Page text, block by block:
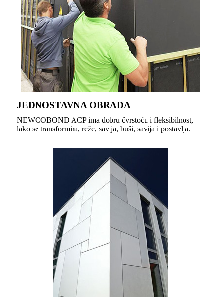
JEDNOSTAVNA OBRADA
NEWCOBOND ACP ima dobru čvrstoću i fleksibilnost,
lako se transformira, reže, savija, buši, savija i postavlja.